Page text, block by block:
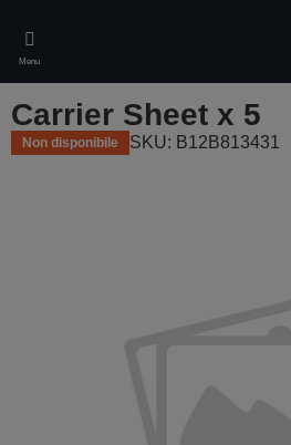
main
content
Menu
Carrier Sheet x 5
Non disponibile SKU: B12B813431